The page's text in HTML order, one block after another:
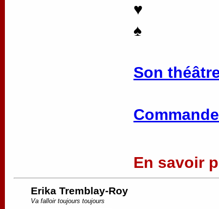
♥
♠
Son
En savoir
Erika Tremblay-Roy
Va falloir toujours toujours